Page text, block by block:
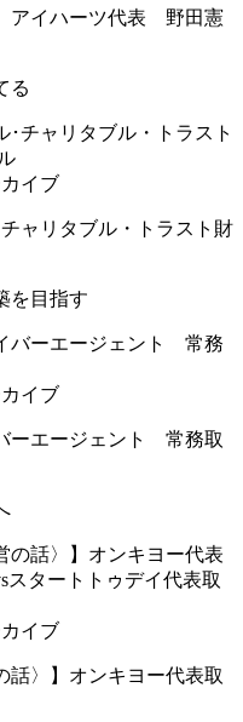
アイハーツ代表 野田憲
る
イブ
ャリタブル・トラスト財
を目指す
イブ
ーエージェント 常務取
イブ
話〉】オンキヨー代表取